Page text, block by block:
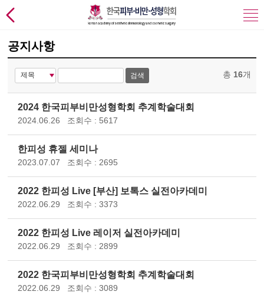
공지사항
검색 총 16개
2024 한국피부비만성형학회 추계학술대회
2024.06.26 조회수 : 5617
한피성 휴젤 세미나
2023.07.07 조회수 : 2695
2022 한피성 Live [부산] 보톡스 실전아카데미
2022.06.29 조회수 : 3373
2022 한피성 Live 레이저 실전아카데미
2022.06.29 조회수 : 2899
2022 한국피부비만성형학회 추계학술대회
2022.06.29 조회수 : 3089